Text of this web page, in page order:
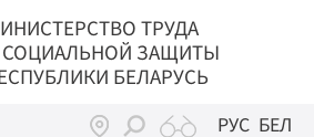
ТРУДА
СОЦИАЛЬНОЙ ЗАЩИТЫ
БЕЛАРУСЬ
РУС БЕЛ